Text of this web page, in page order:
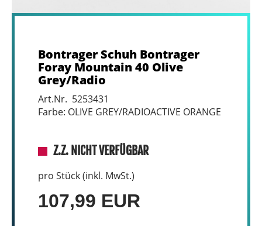
Bontrager Schuh Bontrager
Foray Mountain 40 Olive
Grey/Radio
Art.Nr. 5253431
Farbe: OLIVE GREY/RADIOACTIVE ORANGE
Z.Z. NICHT VERFÜGBAR
pro Stück (inkl. MwSt.)
107,99 EUR